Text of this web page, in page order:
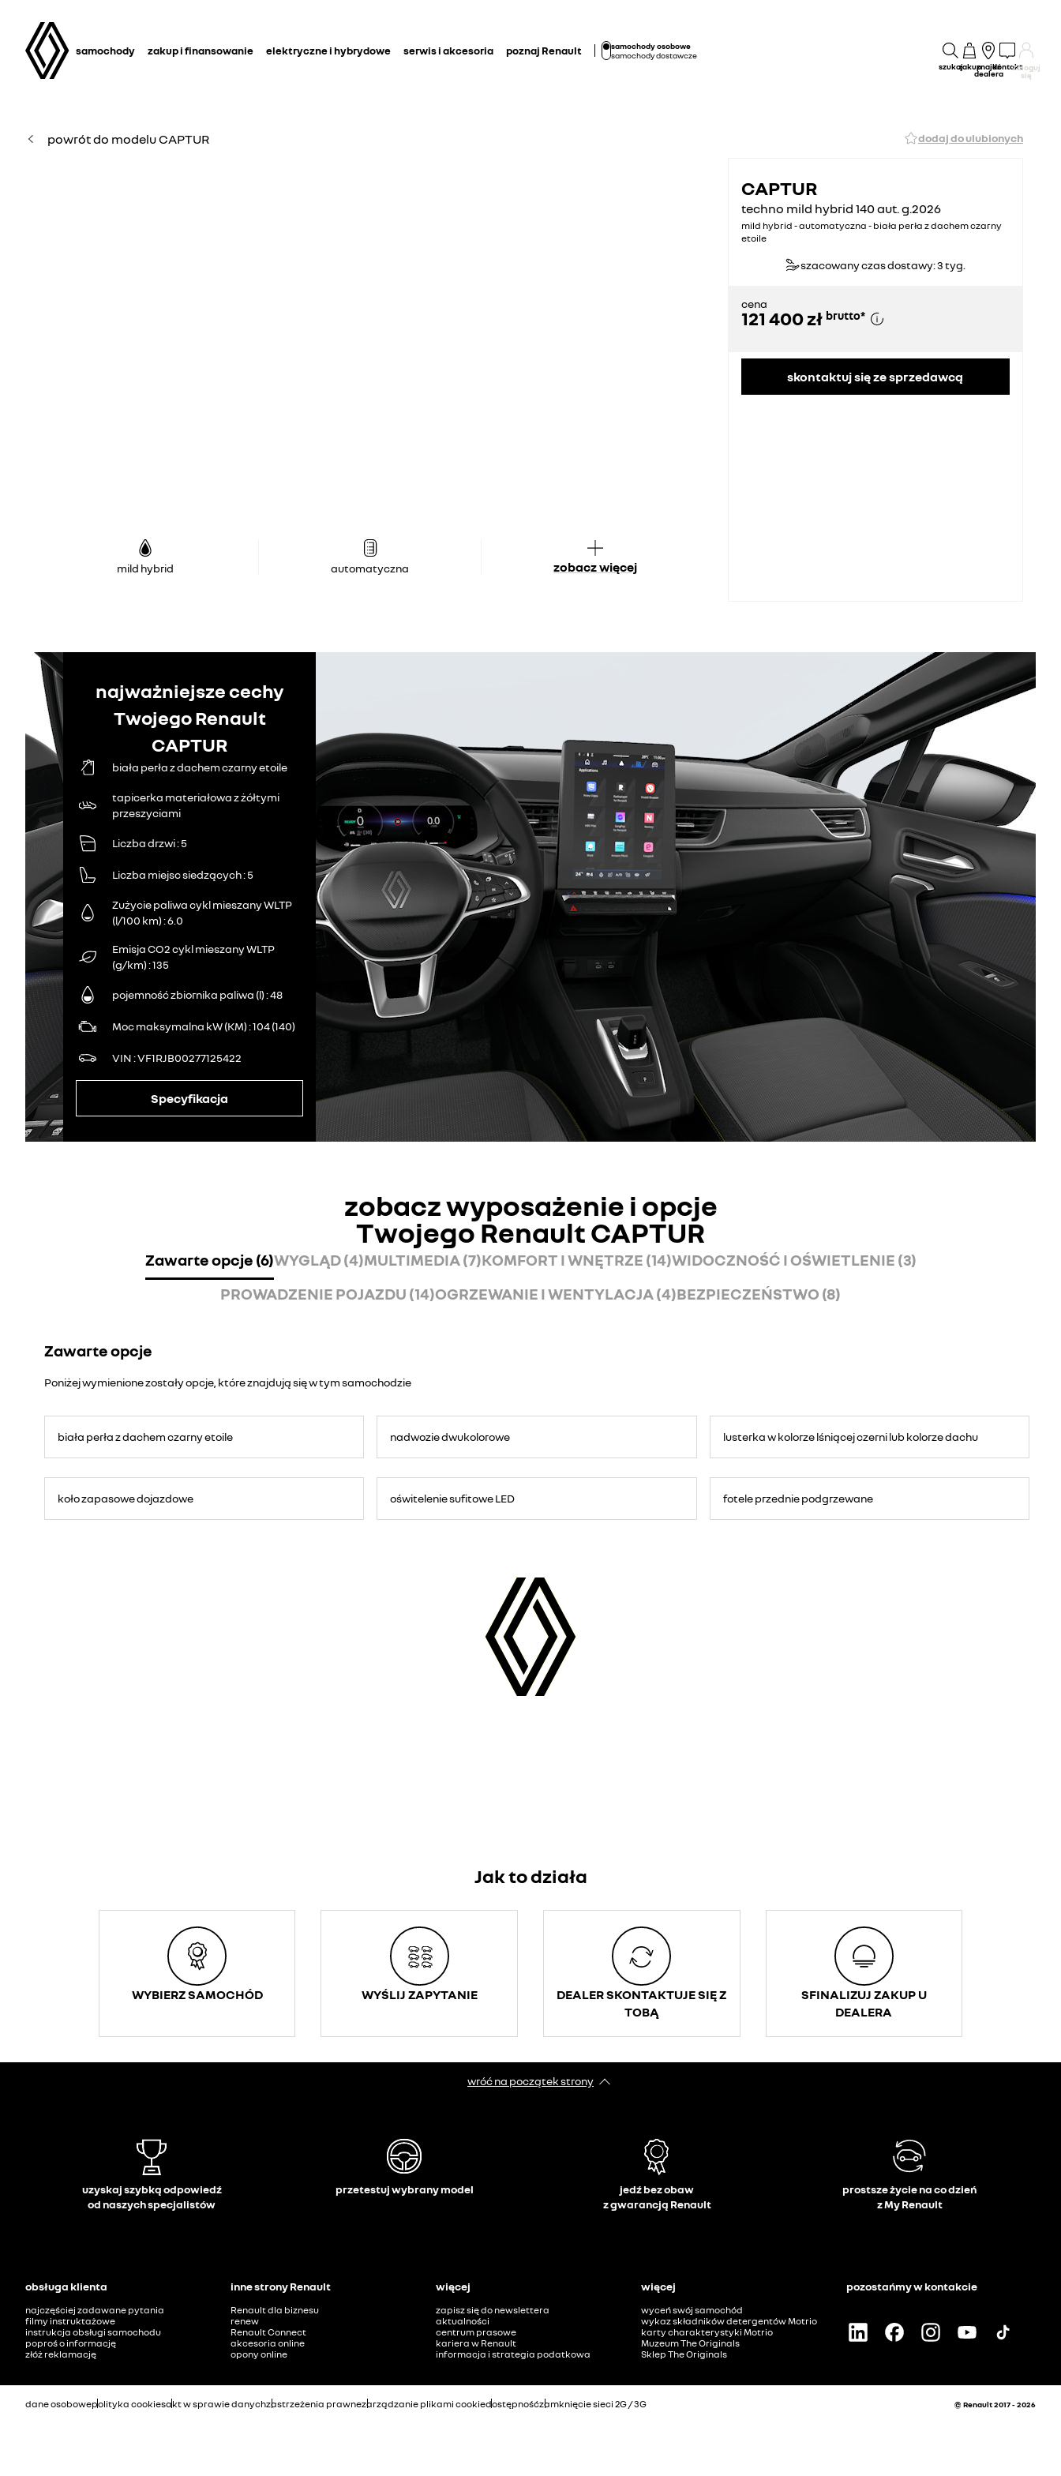
samochody zakup i finansowanie elektryczne i hybrydowe serwis i akcesoria poznaj Renault
samochody osobowe
samochody dostawcze
szukajzakupznajdź
dealera
kontaktZaloguj
się
powrót do modelu CAPTUR dodaj do ulubionych
mild hybrid automatyczna zobacz więcej
CAPTUR
techno mild hybrid 140 aut. g.2026
mild hybrid - automatyczna - biała perła z dachem czarny
etoile
szacowany czas dostawy: 3 tyg.
cena
121 400 zł brutto*
skontaktuj się ze sprzedawcą
najważniejsze cechy
Twojego Renault
CAPTUR
biała perła z dachem czarny etoile
tapicerka materiałowa z żółtymi
przeszyciami
Liczba drzwi 5
Liczba miejsc siedzących 5
Zużycie paliwa cykl mieszany WLTP
(l/100 km) 6.0
Emisja CO2 cykl mieszany WLTP
(g/km) 135
pojemność zbiornika paliwa (l) 48
Moc maksymalna kW (KM) 104 (140)
VIN VF1RJB00277125422
Specyfikacja
zobacz wyposażenie i opcje
Twojego Renault CAPTUR
Zawarte opcje (6)WYGLĄD (4)MULTIMEDIA (7)KOMFORT I WNĘTRZE (14)WIDOCZNOŚĆ I OŚWIETLENIE (3)
PROWADZENIE POJAZDU (14)OGRZEWANIE I WENTYLACJA (4)BEZPIECZEŃSTWO (8)
Zawarte opcje
Poniżej wymienione zostały opcje, które znajdują się w tym samochodzie
biała perła z dachem czarny etoile nadwozie dwukolorowe lusterka w kolorze lśniącej czerni lub kolorze dachu
koło zapasowe dojazdowe oświtelenie sufitowe LED fotele przednie podgrzewane
Jak to działa
WYBIERZ SAMOCHÓD WYŚLIJ ZAPYTANIE
DEALER SKONTAKTUJE SIĘ Z
TOBĄ
SFINALIZUJ ZAKUP U
DEALERA
wróć na początek strony
uzyskaj szybką odpowiedź
od naszych specjalistów
przetestuj wybrany model
jedź bez obaw
z gwarancją Renault
prostsze życie na co dzień
z My Renault
obsługa klienta
najczęściej zadawane pytania
filmy instruktażowe
instrukcja obsługi samochodu
poproś o informację
złóż reklamację
inne strony Renault
Renault dla biznesu
renew
Renault Connect
akcesoria online
opony online
więcej
zapisz się do newslettera
aktualności
centrum prasowe
kariera w Renault
informacja i strategia podatkowa
więcej
wyceń swój samochód
wykaz składników detergentów Motrio
karty charakterystyki Motrio
Muzeum The Originals
Sklep The Originals
pozostańmy w kontakcie
dane osobowepolityka cookiesakt w sprawie danychzastrzeżenia prawnezarządzanie plikami cookiedostępnośćzamknięcie sieci 2G / 3G © Renault 2017 - 2026